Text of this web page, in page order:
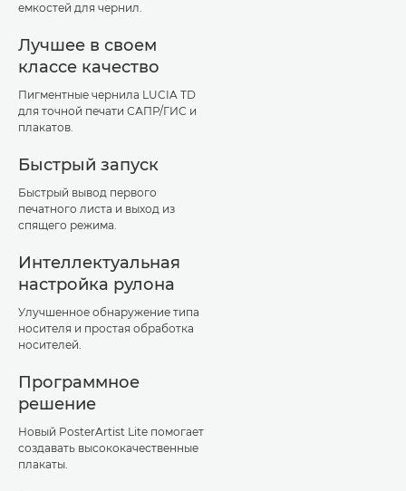
емкостей для чернил.
Лучшее в своем
классе качество
Пигментные чернила LUCIA TD
для точной печати САПР/ГИС и
плакатов.
Быстрый запуск
Быстрый вывод первого
печатного листа и выход из
спящего режима.
Интеллектуальная
настройка рулона
Улучшенное обнаружение типа
носителя и простая обработка
носителей.
Программное
решение
Новый PosterArtist Lite помогает
создавать высококачественные
плакаты.